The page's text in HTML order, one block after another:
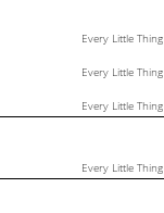
Every Little Thing
Every Little Thing
Every Little Thing
Every Little Thing